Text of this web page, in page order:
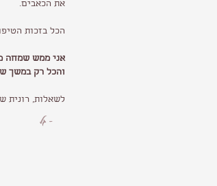
את הכאבים.
הכל בזכות
אני ממש שמחה
והכל רק במשך
לשאלות, רונית
- גל